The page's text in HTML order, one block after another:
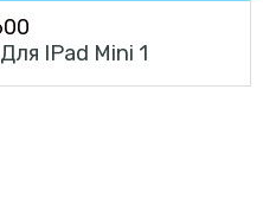
IPad Mini 1